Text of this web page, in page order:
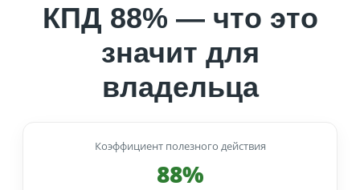
КПД 88% — что это
значит для
владельца
Коэффициент полезного действия
88%